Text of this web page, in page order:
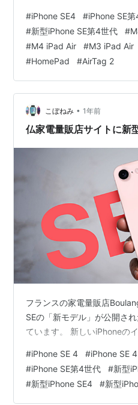
たが、それ以上の詳細は明ら
期待されている新モデルにつ
います。 新しいiPhone SE or
MacBook AirとiPad スマー
#iPhone SE4 #iPhone SE
#新型iPhone SE第4世代 #
#M4 iPad Air #M3 iPad Air
#HomePad #AirTag 2
こぼねみ • 1年前
仏家電量販店サイトに新
フランスの家電量販店
SEの「新モデル」が公開さ
ています。 新しいiPhoneの
#iPhone SE 4 #iPhone SE
#iPhone SE第4世代 #新型
#新型iPhone SE4 #新型